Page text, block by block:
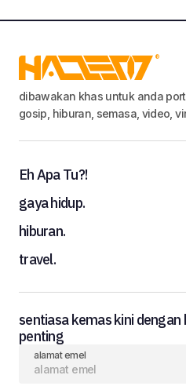
dibawakan khas untuk anda
gosip, hiburan, semasa, video,
Eh Apa Tu?!
gaya hidup.
hiburan.
travel.
sentiasa kemas kini dengan
penting
alamat emel